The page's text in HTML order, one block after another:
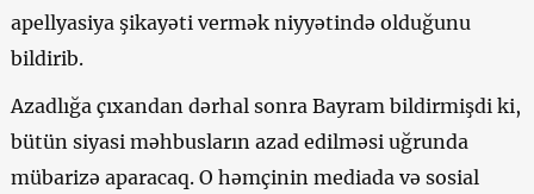
apellyasiya şikayəti vermək niyyətində olduğunu
bildirib.
Azadlığa çıxandan dərhal sonra Bayram bildirmişdi ki,
bütün siyasi məhbusların azad edilməsi uğrunda
mübarizə aparacaq. O həmçinin mediada və sosial